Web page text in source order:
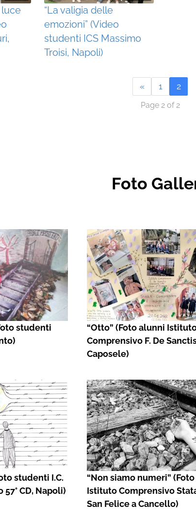
luce
“La valigia delle
emozioni” (Video
studenti ICS Massimo
Troisi, Napoli)
« 1 2
Page 2 of 2
Foto
studenti
“Otto” (Foto alunni
Comprensivo F. De
Caposele)
studenti I.C.
57° CD, Napoli)
“Non siamo numeri”
Istituto Comprensivo
San Felice a Cancello)